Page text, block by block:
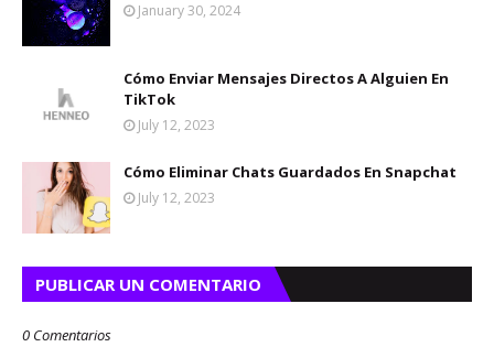
January 30, 2024
Cómo Enviar Mensajes Directos A Alguien En
TikTok
July 12, 2023
Cómo Eliminar Chats Guardados En Snapchat
July 12, 2023
PUBLICAR UN COMENTARIO
0 Comentarios